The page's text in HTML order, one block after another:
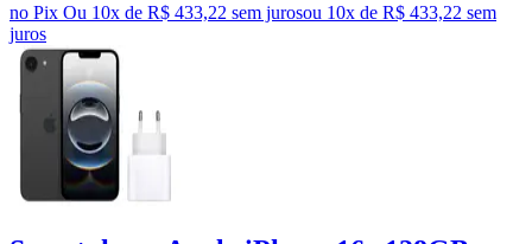
no Pix Ou 10x de R$ 433,22 sem jurosou 10x de R$ 433,22 sem
juros